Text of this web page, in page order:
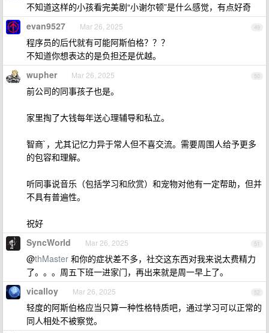
不知道这样的小孩看完美剧“小谢尔顿”是什么感觉，有点好奇
49
evan9527 Mar 26, 2025
程序员的后代就有可能阿斯伯格？？？
不知道你想表达的是负担还是优越。
50
wupher Mar 26, 2025
前公司的同事孩子也是。
家里掏了大钱每年送心理辅导和私立。
智商`，尤其记忆力异于常人但不喜交流。需要周围人给予更多
的包容和理解。
听同事说音乐（包括学习和欣赏）和宠物对他有一定帮助，但并
不具有普遍性。
祝好
51
SyncWorld Mar 26, 2025
@thMaster 和你的症状差不多，社交这东西对我来说太费精力
了。。。周五下班一进家门，再出来就是周一早上了。
52
vicalloy Mar 26, 2025
轻度的阿斯伯格应当只算一种性格特质吧，通过学习可以正常的
同人相处不被察觉。